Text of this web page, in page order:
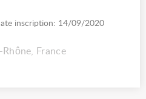
inscription: 14/09/2020
France